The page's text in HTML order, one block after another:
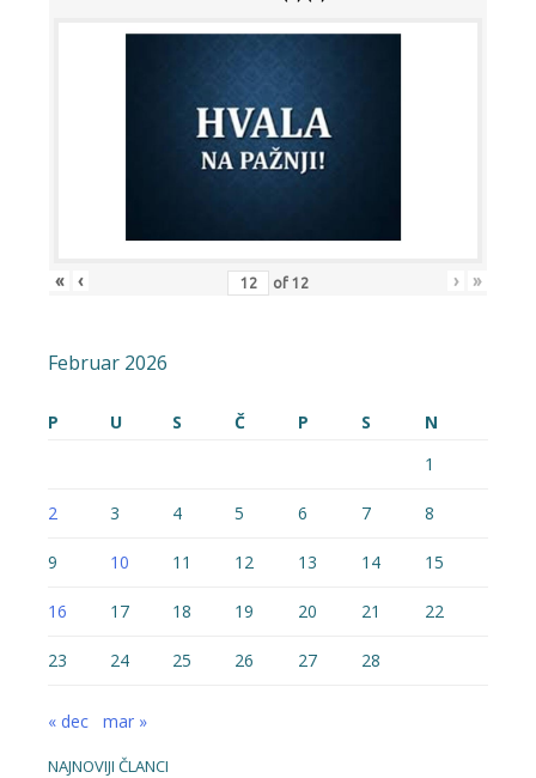
« ‹ of 12 › »
Februar 2026
P U S Č P S
N
1
2 3 4 5 6 7 8
9 10 11 12 13 14 15
16 17 18 19 20 21 22
23 24 25 26 27 28
« dec mar »
NAJNOVIJI ČLANCI